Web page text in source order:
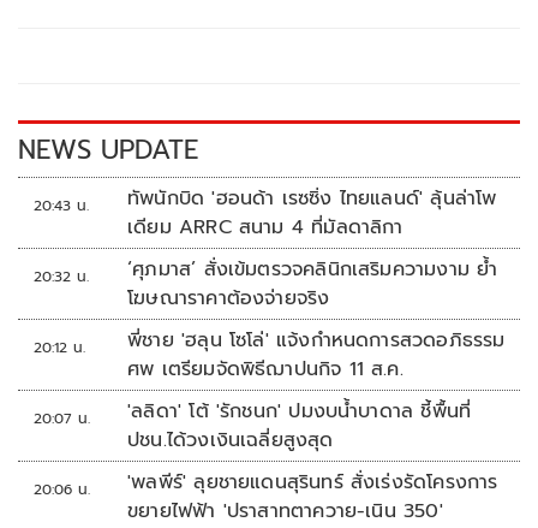
k k
NEWS UPDATE
20:43 น.
ทัพนักบิด 'ฮอนด้า เรซซิ่ง ไทยแลนด์' ลุ้นล่าโพ
เดียม ARRC สนาม 4 ที่มัลดาลิกา
20:32 น.
‘ศุภมาส’ สั่งเข้มตรวจคลินิกเสริมความงาม ย้ำ
โฆษณาราคาต้องจ่ายจริง
20:12 น.
พี่ชาย 'ฮลุน โซโล่' แจ้งกำหนดการสวดอภิธรรม
ศพ เตรียมจัดพิธีฌาปนกิจ 11 ส.ค.
20:07 น.
'ลลิดา' โต้ 'รักชนก' ปมงบน้ำบาดาล ชี้พื้นที่
ปชน.ได้วงเงินเฉลี่ยสูงสุด
20:06 น.
'พลพีร์' ลุยชายแดนสุรินทร์ สั่งเร่งรัดโครงการ
ขยายไฟฟ้า 'ปราสาทตาควาย-เนิน 350'